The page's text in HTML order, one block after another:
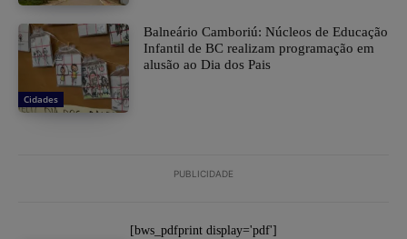
Cidades
Balneário Camboriú: Núcleos de Educação
Infantil de BC realizam programação em
alusão ao Dia dos Pais
PUBLICIDADE
[bws_pdfprint display='pdf']